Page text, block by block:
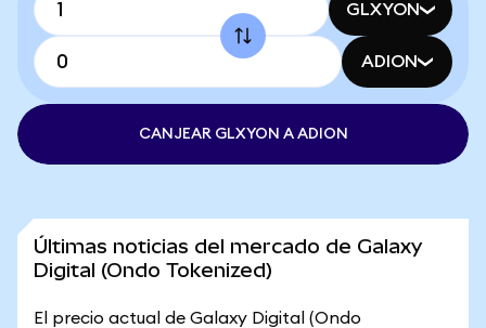
GLXYON
ADION
CANJEAR GLXYON A ADION
Últimas noticias del mercado de Galaxy
Digital (Ondo Tokenized)
El precio actual de Galaxy Digital (Ondo